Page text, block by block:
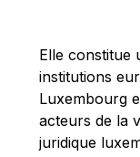
Michel
Mireille
Nobuo
Elle constitue
institutions
Luxembourg
acteurs de la
juridique